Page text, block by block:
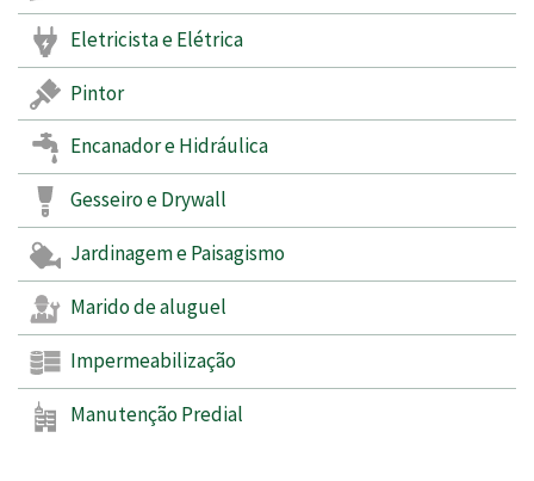
Eletricista e Elétrica
Pintor
Encanador e Hidráulica
Gesseiro e Drywall
Jardinagem e Paisagismo
Marido de aluguel
Impermeabilização
Manutenção Predial